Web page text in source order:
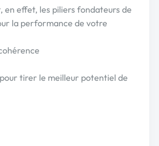
en effet, les piliers fondateurs de
la performance de votre
tirer le meilleur potentiel de